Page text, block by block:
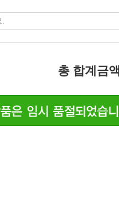
총 합계금액